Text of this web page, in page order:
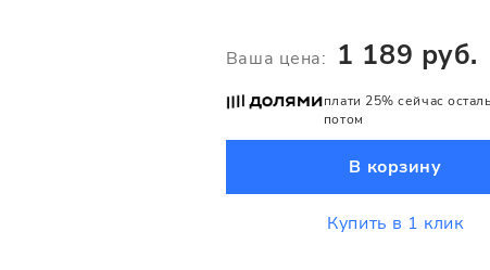
Ваша цена: 1 189 руб.
плати 25% сейчас
потом
В корзину
Купить в 1 клик